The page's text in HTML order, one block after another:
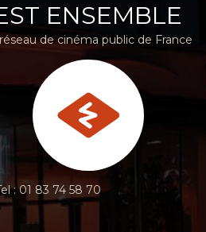
ENSEMBLE
de cinéma public de France
: 01 83 74 58 70